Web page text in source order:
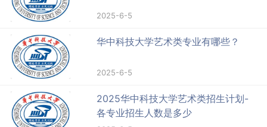
2025-6-5
华中科技大学艺术类专业有哪些？
2025-6-5
2025华中科技大学艺术类招生计划-
各专业招生人数是多少